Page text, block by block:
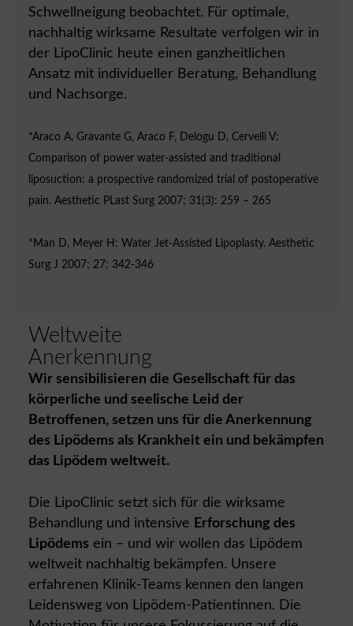
Schwellneigung beobachtet. Für optimale,
nachhaltig wirksame Resultate verfolgen wir in
der LipoClinic heute einen ganzheitlichen
Ansatz mit individueller Beratung, Behandlung
und Nachsorge.
*Araco A, Gravante G, Araco F, Delogu D, Cervelli V:
Comparison of power water-assisted and traditional
liposuction: a prospective randomized trial of postoperative
pain. Aesthetic PLast Surg 2007; 31(3): 259 – 265
*Man D, Meyer H: Water Jet-Assisted Lipoplasty. Aesthetic
Surg J 2007; 27: 342-346
Weltweite
Anerkennung
Wir sensibilisieren die Gesellschaft für das
körperliche und seelische Leid der
Betroffenen, setzen uns für die Anerkennung
des Lipödems als Krankheit ein und bekämpfen
das Lipödem weltweit.
Die LipoClinic setzt sich für die wirksame
Behandlung und intensive Erforschung des
Lipödems ein – und wir wollen das Lipödem
weltweit nachhaltig bekämpfen. Unsere
erfahrenen Klinik-Teams kennen den langen
Leidensweg von Lipödem-Patientinnen. Die